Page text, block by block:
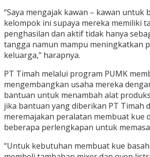
“Saya mengajak kawan – kawan untuk
kelompok ini supaya mereka memiliki
penghasilan dan aktif tidak hanya
tangga namun mampu meningkatkan
keluarga,” harapnya.
PT Timah melalui program PUMK
mengembangkan usaha mereka
bantuan untuk menambah alat
jika bantuan yang diberikan PT Timah
meremajakan peralatan membuat kue
beberapa perlengkapan untuk
“Untuk kebutuhan membuat kue